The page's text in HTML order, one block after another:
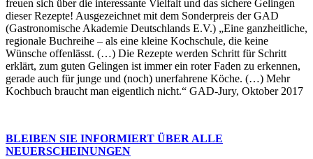
freuen sich über die interessante Vielfalt und das sichere Gelingen
dieser Rezepte! Ausgezeichnet mit dem Sonderpreis der GAD
(Gastronomische Akademie Deutschlands E.V.) „Eine ganzheitliche,
regionale Buchreihe – als eine kleine Kochschule, die keine
Wünsche offenlässt. (…) Die Rezepte werden Schritt für Schritt
erklärt, zum guten Gelingen ist immer ein roter Faden zu erkennen,
gerade auch für junge und (noch) unerfahrene Köche. (…) Mehr
Kochbuch braucht man eigentlich nicht.“ GAD-Jury, Oktober 2017
BLEIBEN SIE INFORMIERT ÜBER ALLE
NEUERSCHEINUNGEN